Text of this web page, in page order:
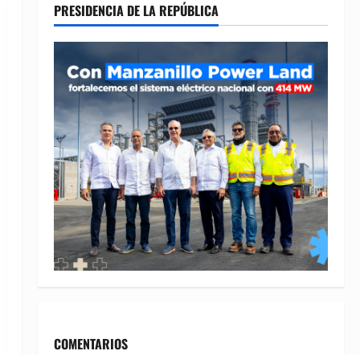
PRESIDENCIA DE LA REPÚBLICA
COMENTARIOS